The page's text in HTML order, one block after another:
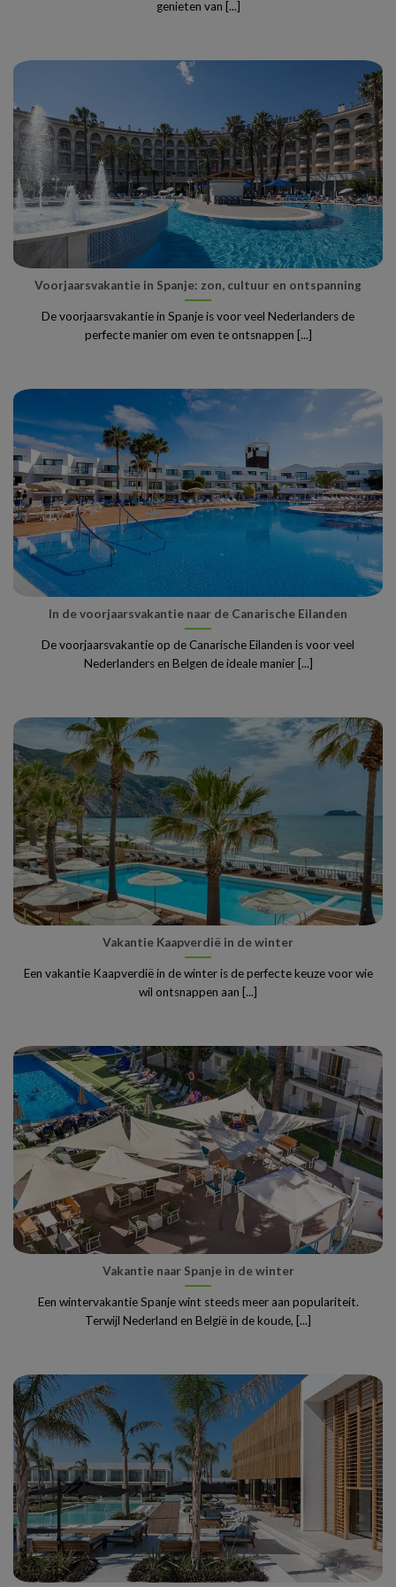
genieten van [...]
Voorjaarsvakantie in Spanje: zon, cultuur en ontspanning
De voorjaarsvakantie in Spanje is voor veel Nederlanders de
perfecte manier om even te ontsnappen [...]
In de voorjaarsvakantie naar de Canarische Eilanden
De voorjaarsvakantie op de Canarische Eilanden is voor veel
Nederlanders en Belgen de ideale manier [...]
Vakantie Kaapverdië in de winter
Een vakantie Kaapverdië in de winter is de perfecte keuze voor wie
wil ontsnappen aan [...]
Vakantie naar Spanje in de winter
Een wintervakantie Spanje wint steeds meer aan populariteit.
Terwijl Nederland en België in de koude, [...]